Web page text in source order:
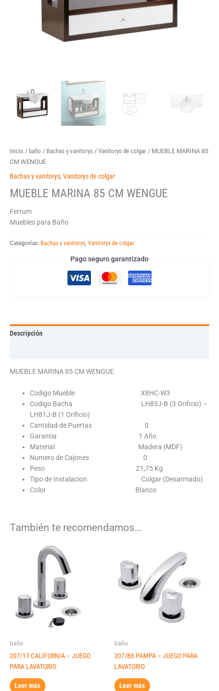
Inicio / baño / Bachas y vanitorys / Vanitorys de colgar / MUEBLE MARINA 85
CM WENGUE
Bachas y vanitorys, Vanitorys de colgar
MUEBLE MARINA 85 CM WENGUE
Ferrum
Muebles para Baño
Categorías: Bachas y vanitorys Vanitorys de colgar
Pago seguro garantizado
Descripción
MUEBLE MARINA 85 CM WENGUE
Codigo Mueble X8HC-W3
Codigo Bacha LH83J-B (3 Orificio) –
LH81J-B (1 Orificio)
Cantidad de Puertas 0
Garantia 1 Año
Material Madera (MDF)
Numero de Cajones 0
Peso 21,75 Kg
Tipo de Instalacion Colgar (Desarmado)
Color Blanco
También te recomendamos…
baño
207/17 CALIFORNIA – JUEGO
PARA LAVATORIO
Leer más
baño
207/B6 PAMPA – JUEGO PARA
LAVATORIO
Leer más